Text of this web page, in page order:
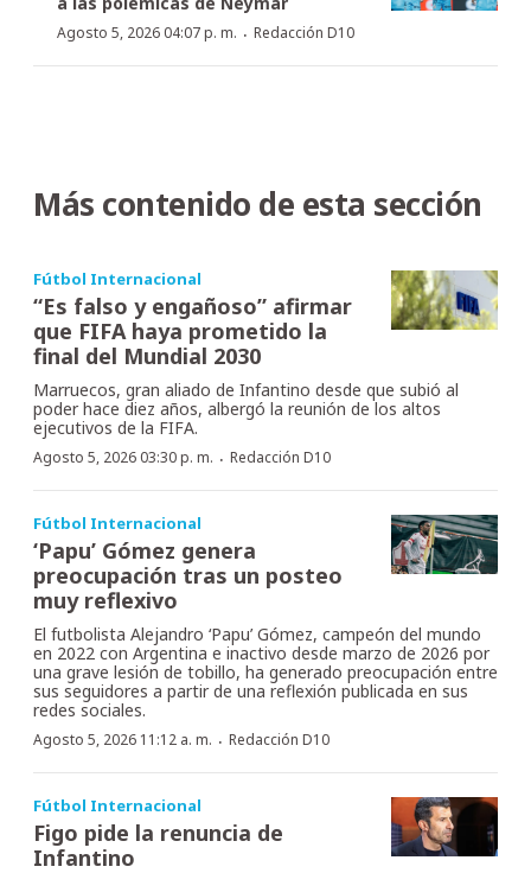
Agosto 5, 2026 04:07 p. m. · Redacción D10
Más contenido de esta sección
Fútbol Internacional
“Es falso y engañoso” afirmar
que FIFA haya prometido la
final del Mundial 2030
Marruecos, gran aliado de Infantino desde que subió al
poder hace diez años, albergó la reunión de los altos
ejecutivos de la FIFA.
Agosto 5, 2026 03:30 p. m. · Redacción D10
Fútbol Internacional
‘Papu’ Gómez genera
preocupación tras un posteo
muy reflexivo
El futbolista Alejandro ‘Papu’ Gómez, campeón del mundo
en 2022 con Argentina e inactivo desde marzo de 2026 por
una grave lesión de tobillo, ha generado preocupación entre
sus seguidores a partir de una reflexión publicada en sus
redes sociales.
Agosto 5, 2026 11:12 a. m. · Redacción D10
Fútbol Internacional
Figo pide la renuncia de
Infantino